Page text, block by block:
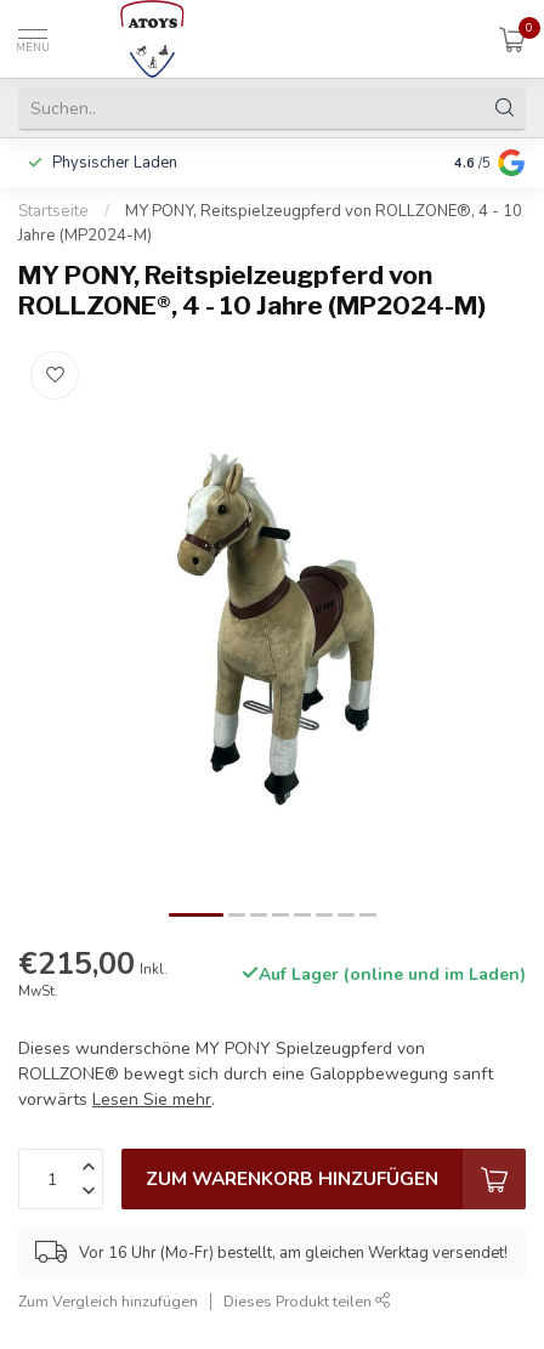
MENU
0
Physischer Laden In 3 Raten
4.6 /5
Startseite /
MY PONY, Reitspielzeugpferd von ROLLZONE®, 4 - 10
Jahre (MP2024-M)
MY PONY, Reitspielzeugpferd von
ROLLZONE®, 4 - 10 Jahre (MP2024-M)
€215,00 Inkl.
MwSt.
Auf Lager (online und im Laden)
Dieses wunderschöne MY PONY Spielzeugpferd von
ROLLZONE® bewegt sich durch eine Galoppbewegung sanft
vorwärts Lesen Sie mehr.
ZUM WARENKORB HINZUFÜGEN
Vor 16 Uhr (Mo-Fr) bestellt, am gleichen Werktag versendet!
Zum Vergleich hinzufügen Dieses Produkt teilen